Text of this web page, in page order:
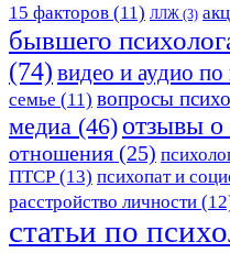
15 факторов (11) ЛЛЖ (3)
бывшего
(74) видео и аудио по
семье (11) вопросы
медиа (46) отзывы о
отношения (25)
ПТСР (13) психопат и
расстройство личности
статьи по